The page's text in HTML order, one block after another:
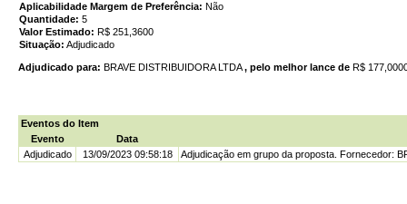
Aplicabilidade Margem de Preferência: Não
Quantidade: 5
Valor Estimado: R$ 251,3600
Situação: Adjudicado
Adjudicado para: BRAVE DISTRIBUIDORA LTDA, pelo melhor lance de R$
Eventos do Item
Evento
Data
Adjudicado
13/09/2023 09:58:18 Adjudicação em grupo da proposta. Fornecedor: